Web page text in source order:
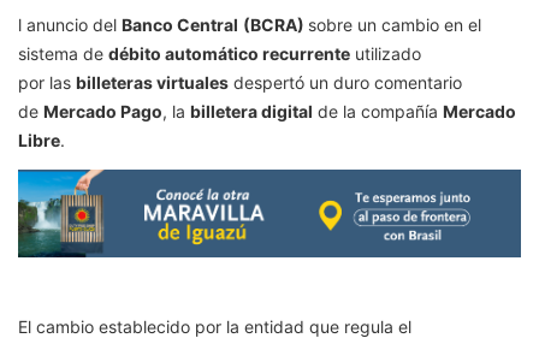
l anuncio del Banco Central (BCRA) sobre un cambio en el
sistema de débito automático recurrente utilizado
por las billeteras virtuales despertó un duro comentario
de Mercado Pago, la billetera digital de la compañía Mercado
Libre.
El cambio establecido por la entidad que regula el